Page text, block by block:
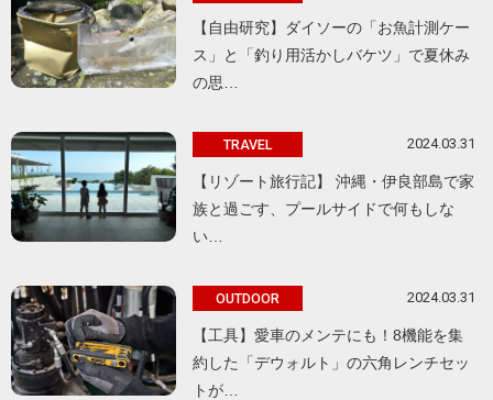
【自由研究】ダイソーの「お魚計測ケー
ス」と「釣り用活かしバケツ」で夏休み
の思…
TRAVEL 2024.03.31
【リゾート旅行記】 沖縄・伊良部島で家
族と過ごす、プールサイドで何もしな
い…
OUTDOOR 2024.03.31
【工具】愛車のメンテにも！8機能を集
約した「デウォルト」の六角レンチセッ
トが…